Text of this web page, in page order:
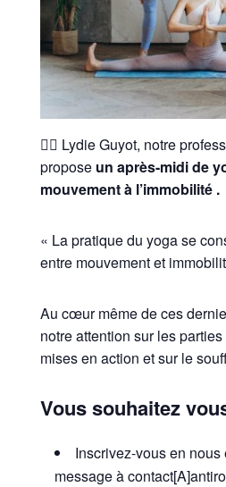
🧘‍♀️ Lydie Guyot, notre
proposeun après-midi de
mouvement à l’immobilité .
« La pratique du yoga se
entre mouvement et
Au cœur même de ces
notre attention sur les
mises en action et sur le
Vous souhaitez
Inscrivez-vous en nous
message à